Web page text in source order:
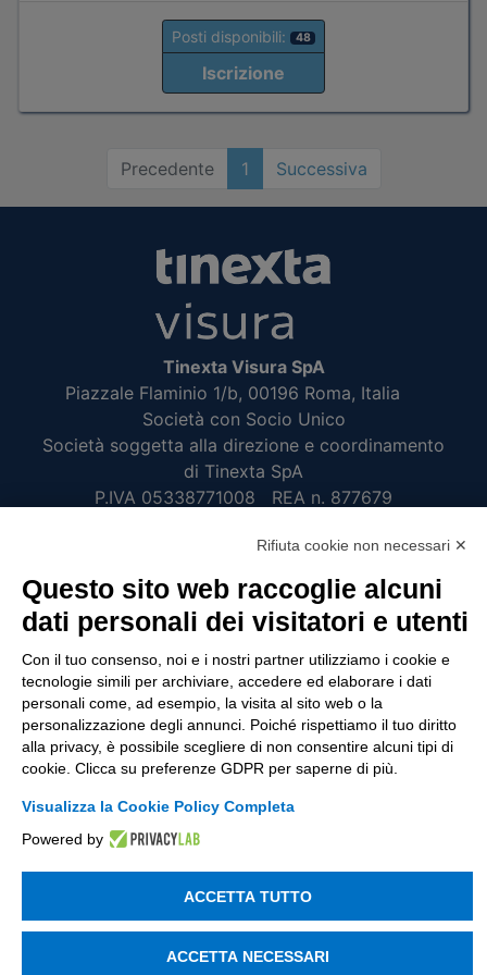
Posti disponibili: 48
Iscrizione
Precedente 1 Successiva
Tinexta Visura SpA
Piazzale Flaminio 1/b, 00196 Roma, Italia
Società con Socio Unico
Società soggetta alla direzione e coordinamento
di Tinexta SpA
P.IVA 05338771008 REA n. 877679
UTILITÀ
Recupero Password
POLICIES AND TERMS
Informativa cookie
© 2003 - 2026 Tinexta Visura S.p.A.
Rifiuta cookie non necessari ✕
Questo sito web raccoglie alcuni
dati personali dei visitatori e utenti
Con il tuo consenso, noi e i nostri partner utilizziamo i cookie e
tecnologie simili per archiviare, accedere ed elaborare i dati
personali come, ad esempio, la visita al sito web o la
personalizzazione degli annunci. Poiché rispettiamo il tuo diritto
alla privacy, è possibile scegliere di non consentire alcuni tipi di
cookie. Clicca su preferenze GDPR per saperne di più.
Visualizza la Cookie Policy Completa
Powered by
ACCETTA TUTTO
ACCETTA NECESSARI